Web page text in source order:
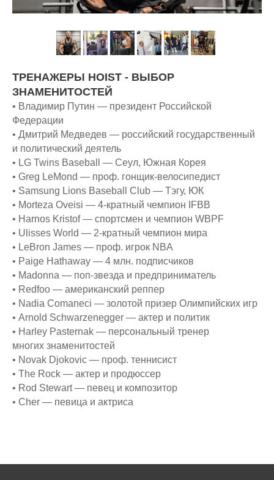
ТРЕНАЖЕРЫ HOIST - ВЫБОР
ЗНАМЕНИТОСТЕЙ
• Владимир Путин — президент Российской
Федерации
• Дмитрий Медведев — российский государственный
и политический деятель
• LG Twins Baseball — Сеул, Южная Корея
• Greg LeMond — проф. гонщик-велосипедист
• Samsung Lions Baseball Club — Тэгу, ЮК
• Morteza Oveisi — 4-кратный чемпион IFBB
• Harnos Kristof — спортсмен и чемпион WBPF
• Ulisses World — 2-кратный чемпион мира
• LeBron James — проф. игрок NBA
• Paige Hathaway — 4 млн. подписчиков
• Madonna — поп-звезда и предприниматель
• Redfoo — американский реппер
• Nadia Comaneci — золотой призер Олимпийских игр
• Arnold Schwarzenegger — актер и политик
• Harley Pasternak — персональный тренер
многих знаменитостей
• Novak Djokovic — проф. теннисист
• The Rock — актер и продюссер
• Rod Stewart — певец и композитор
• Cher — певица и актриса